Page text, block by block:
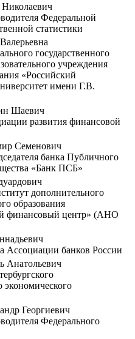
Федеральной
статистики
государственного
учреждения
«Российский
имени Г.В.
Шаевич
развития финансовой
Семенович
банка Публичного
«Банк ПСБ»
дополнительного
образования
финансовый центр» (АНО
Ассоциации банков России
Анатольевич
экономического
Георгиевич
Федерального